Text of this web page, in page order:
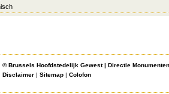
©Brussels Hoofdstedelijk Gewest| Directie
Disclaimer | Sitemap | Colofon